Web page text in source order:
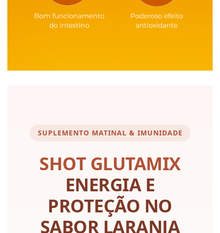
SUPLEMENTO MATINAL & IMUNIDADE
SHOT GLUTAMIX
ENERGIA E
PROTEÇÃO NO
SABOR LARANJA